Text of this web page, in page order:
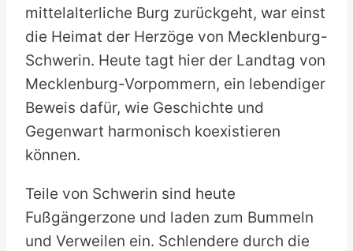
mittelalterliche Burg zurückgeht, war einst
die Heimat der Herzöge von Mecklenburg-
Schwerin. Heute tagt hier der Landtag von
Mecklenburg-Vorpommern, ein lebendiger
Beweis dafür, wie Geschichte und
Gegenwart harmonisch koexistieren
können.
Teile von Schwerin sind heute
Fußgängerzone und laden zum Bummeln
und Verweilen ein. Schlendere durch die